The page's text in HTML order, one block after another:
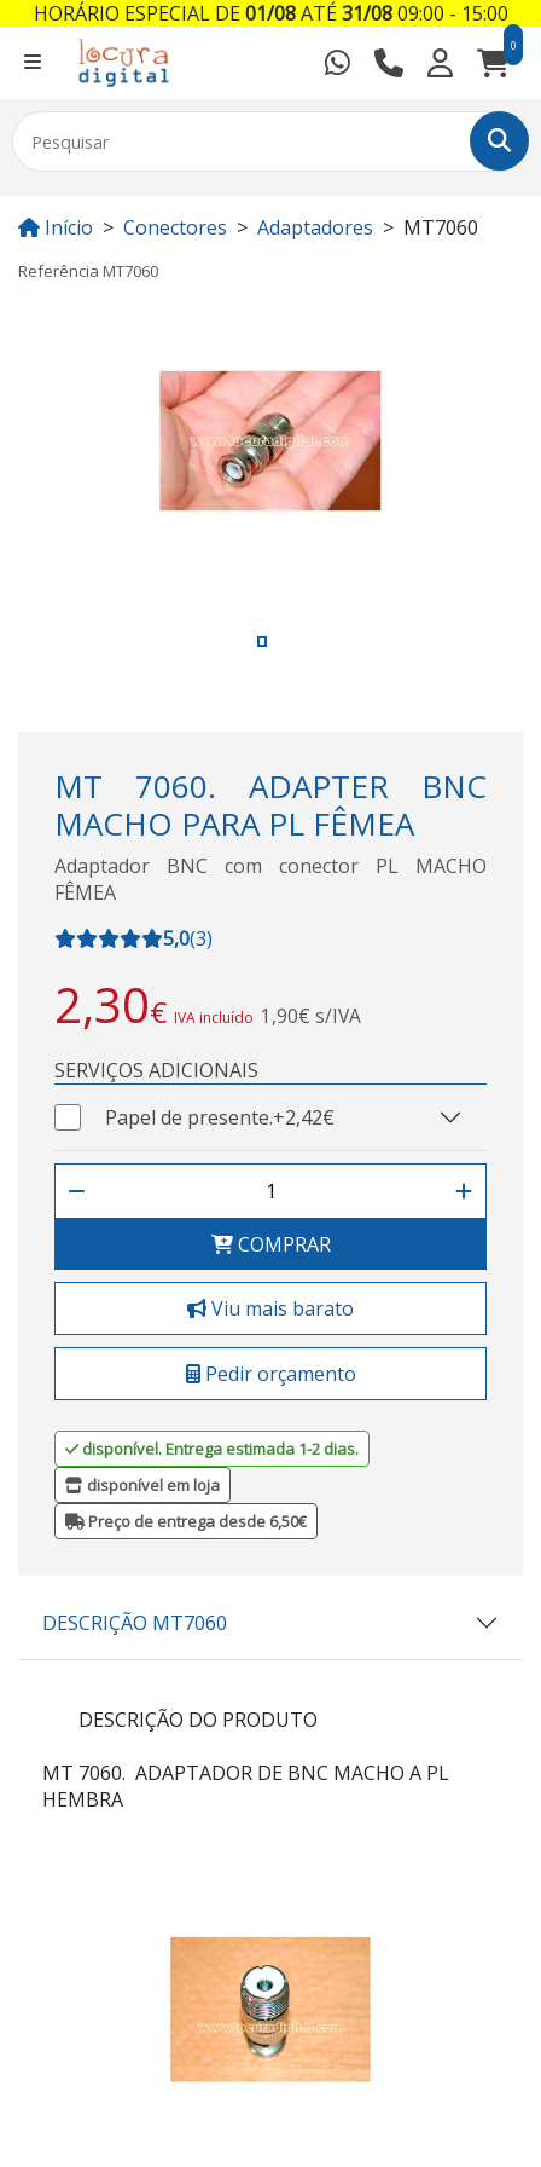
0
Início Conectores Adaptadores MT7060
Referência MT7060
MT 7060. ADAPTER BNC
MACHO PARA PL FÊMEA
Adaptador BNC com conector PL MACHO
FÊMEA
5,0(3)
2,30€ IVA incluído 1,90€ s/IVA
SERVIÇOS ADICIONAIS
Papel de presente.+2,42€
COMPRAR
Viu mais barato
Pedir orçamento
disponível. Entrega estimada 1-2 dias.
disponível em loja
Preço de entrega desde 6,50€
DESCRIÇÃO MT7060
DESCRIÇÃO DO PRODUTO
MT 7060. ADAPTADOR DE BNC MACHO A PL
HEMBRA
HORÁRIO ESPECIAL DE01/08ATÉ31/0809:00 - 15:00